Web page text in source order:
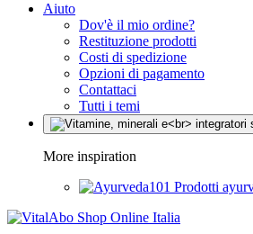
Aiuto
Dov'è il mio ordine?
Restituzione prodotti
Costi di spedizione
Opzioni di pagamento
Contattaci
Tutti i temi
More inspiration
Prodotti